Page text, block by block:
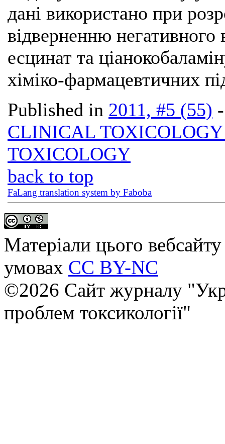
дані використано при
відверненню
есцинат та
хіміко-фармацевтичних
Published in 2011, #5 (55)
CLINICAL
TOXICOLOGY
back to top
FaLang translation system by Faboba
Матеріали цього
умовах CC BY-NC
©2026 Сайт журналу
проблем токсикології"